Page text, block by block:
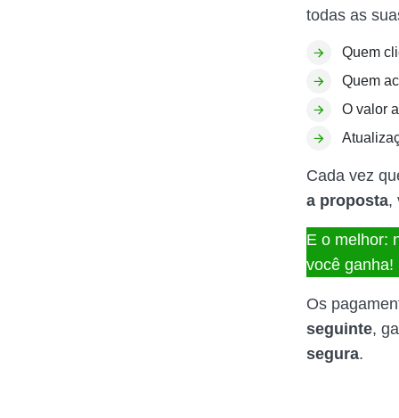
todas as
Quem
Quem
O valor
Cada vez
a proposta,
E o melhor:
você ganha!
Os
seguinte,
segura.